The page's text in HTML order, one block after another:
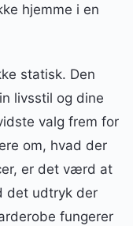
hjemme i en
statisk. Den
livsstil og dine
valg frem for
om, hvad der
er det værd at
det udtryk der
fungerer